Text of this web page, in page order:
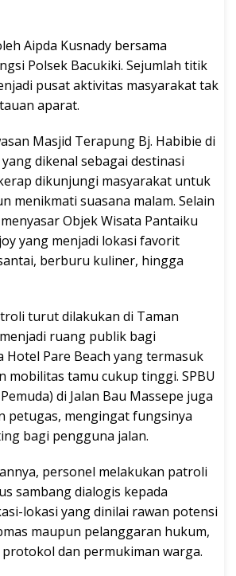
Aipda Kusnady bersama
Polsek Bacukiki. Sejumlah titik
pusat aktivitas masyarakat tak
aparat.
Masjid Terapung Bj. Habibie di
dikenal sebagai destinasi
dikunjungi masyarakat untuk
menikmati suasana malam. Selain
Objek Wisata Pantaiku
yang menjadi lokasi favorit
berburu kuliner, hingga
turut dilakukan di Taman
ruang publik bagi
Hotel Pare Beach yang termasuk
mobilitas tamu cukup tinggi. SPBU
di Jalan Bau Massepe juga
petugas, mengingat fungsinya
bagi pengguna jalan.
personel melakukan patroli
sambang dialogis kepada
lokasi yang dinilai rawan potensi
maupun pelanggaran hukum,
dan permukiman warga.